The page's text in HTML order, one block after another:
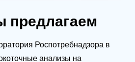
предлагаем
Роспотребнадзора в
анализы на